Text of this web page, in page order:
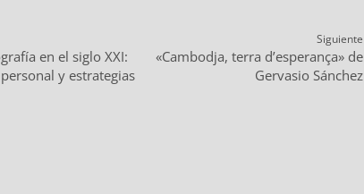
en el siglo XXI:
y estrategias
Siguiente
Entrada
«Cambodja, terra d’esperança» de
Gervasio Sánchez